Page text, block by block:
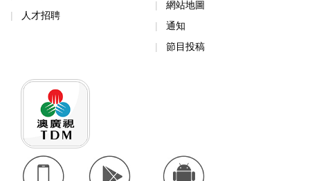
人才招聘
網站地圖
通知
節目投稿